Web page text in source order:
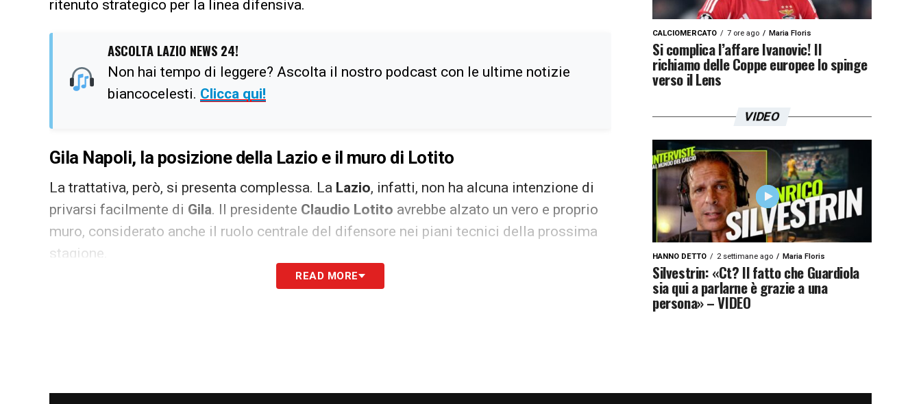
ritenuto strategico per la linea difensiva.
ASCOLTA LAZIO NEWS 24!
Non hai tempo di leggere? Ascolta il nostro podcast con le ultime notizie
biancocelesti. Clicca qui!
Gila Napoli, la posizione della Lazio e il muro di Lotito
La trattativa, però, si presenta complessa. La Lazio, infatti, non ha alcuna intenzione di
privarsi facilmente di Gila. Il presidente Claudio Lotito avrebbe alzato un vero e proprio
muro, considerato anche il ruolo centrale del difensore nei piani tecnici della prossima
stagione.
In base a quanto filtra club biancoceleste avrebbe già espresso la volontà di trattenere il
abbandonare la pista. I contatti con l’entourage diGilaproseguono e la situazione resta
READ MORE
CALCIOMERCATO 7 ore ago Maria Floris
Si complica l’affare Ivanovic! Il
richiamo delle Coppe europee lo spinge
verso il Lens
VIDEO
HANNO DETTO 2 settimane ago Maria Floris
Silvestrin: «Ct? Il fatto che Guardiola
sia qui a parlarne è grazie a una
persona» – VIDEO